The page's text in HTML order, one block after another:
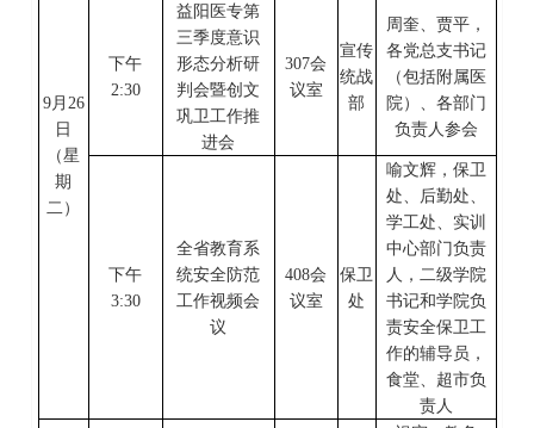
9月 26
日
（星
期
二 ）
下午
2:30
益阳医专第
三季度意识
形态分析研
判会暨创文
巩卫工作推
进会
307会
议室
宣传
统战
部
周奎、贾平，
各党总支书记
（包括附属医
院）、各部门
负责人参会
下午
3:30
全省教育系
统安全防范
工作视频会
议
408会
议室
保卫
处
喻文辉，保卫
处、后勤处、
学工处、实训
中心部门负责
人，二级学院
书记和学院负
责安全保卫工
作的辅导员，
食堂、超市负
责人